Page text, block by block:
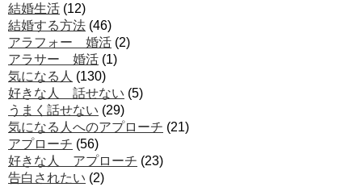
結婚生活 (12)
結婚する方法 (46)
アラフォー 婚活 (2)
アラサー 婚活 (1)
気になる人 (130)
好きな人 話せない (5)
うまく話せない (29)
気になる人へのアプローチ (21)
アプローチ (56)
好きな人 アプローチ (23)
告白されたい (2)